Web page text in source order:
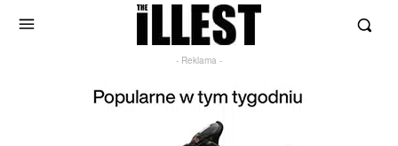
- Reklama -